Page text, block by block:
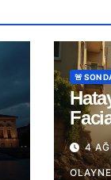
🚨 SON
Kaldı
4